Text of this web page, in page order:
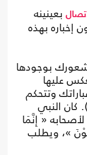
بعينينه
إخباره بهذه
بوجودها
عليها
وتتحكم
كان النبي
« إِنَّمَا
»، ويطلب